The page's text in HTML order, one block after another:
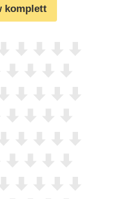
komplett